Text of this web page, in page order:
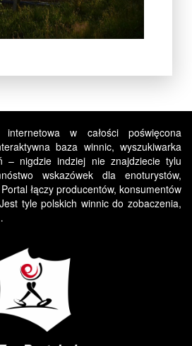
w całości poświęcona
baza winnic, wyszukiwarka
– nigdzie indziej nie znajdziecie tylu
wskazówek dla enoturystów,
łączy producentów, konsumentów
tyle polskich winnic do zobaczenia,